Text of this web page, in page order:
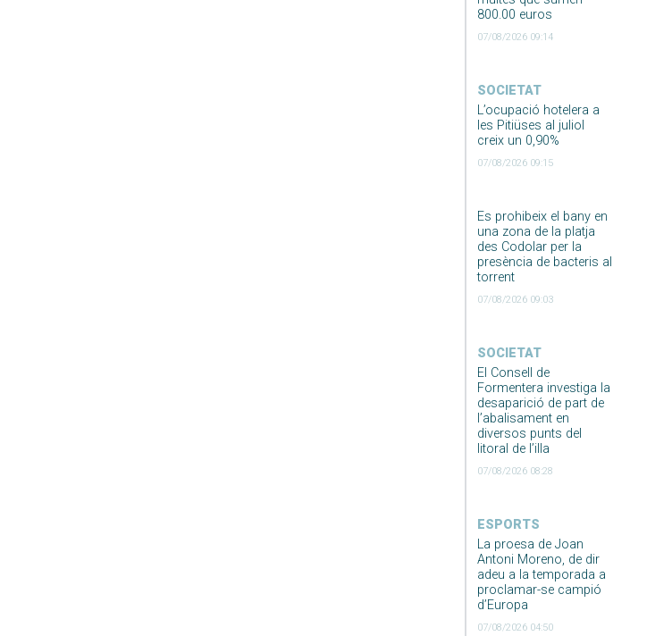
800.00 euros
07/08/2026 09:14
SOCIETAT
L’ocupació hotelera a
les Pitiüses al juliol
creix un 0,90%
07/08/2026 09:15
Es prohibeix el bany en
una zona de la platja
des Codolar per la
presència de bacteris al
torrent
07/08/2026 09:03
SOCIETAT
El Consell de
Formentera investiga la
desaparició de part de
l’abalisament en
diversos punts del
litoral de l’illa
07/08/2026 08:28
ESPORTS
La proesa de Joan
Antoni Moreno, de dir
adeu a la temporada a
proclamar-se campió
d’Europa
07/08/2026 04:50